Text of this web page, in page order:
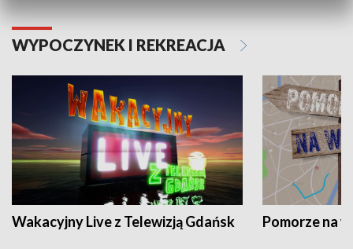
WYPOCZYNEK I REKREACJA
Wakacyjny Live z Telewizją Gdańsk Pomorze na